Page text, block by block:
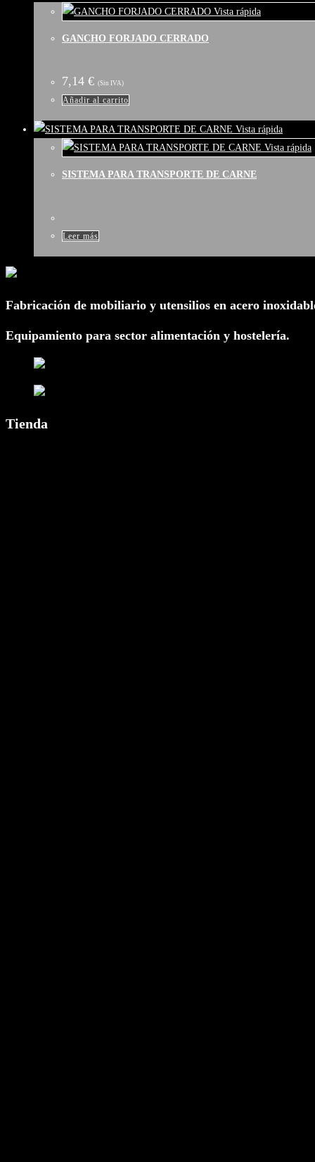
en
la
página
Vista rápida
GANCHO FORJADO CERRADO
7,14 € (Sin IVA)
Añadir al carrito
Vista rápida
Vista rápida
SISTEMA PARA TRANSPORTE DE CARNE
Leer más
Fabricación de mobiliario y utensilios en acero
Equipamiento para sector alimentación y hostelería.
Tienda